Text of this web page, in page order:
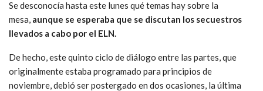
Se desconocía hasta este lunes qué temas hay sobre la
mesa, aunque se esperaba que se discutan los secuestros
llevados a cabo por el ELN.
De hecho, este quinto ciclo de diálogo entre las partes, que
originalmente estaba programado para principios de
noviembre, debió ser postergado en dos ocasiones, la última